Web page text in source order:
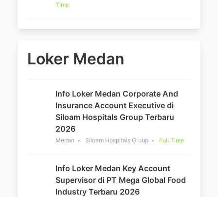
Time
Loker Medan
Info Loker Medan Corporate And
Insurance Account Executive di
Siloam Hospitals Group Terbaru
2026
Medan Siloam Hospitals Group Full Time
Info Loker Medan Key Account
Supervisor di PT Mega Global Food
Industry Terbaru 2026